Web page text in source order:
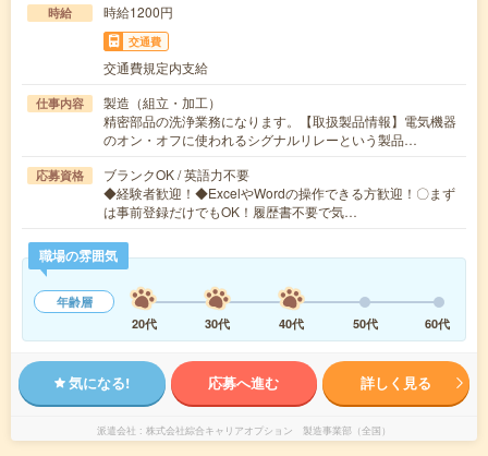
時給 時給1200円
交通費
交通費規定内支給
仕事内容
製造（組立・加工）
精密部品の洗浄業務になります。【取扱製品情報】電気機器
のオン・オフに使われるシグナルリレーという製品…
応募資格
ブランクOK / 英語力不要
◆経験者歓迎！◆ExcelやWordの操作できる方歓迎！〇まず
は事前登録だけでもOK！履歴書不要で気…
職場の雰囲気
年齢層
20代
30代 40代 50代 60代
気になる! 応募へ進む 詳しく見る
派遣会社 株式会社綜合キャリアオプション 製造事業部（全国）